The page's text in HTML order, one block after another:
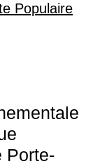
Populaire
Porte-